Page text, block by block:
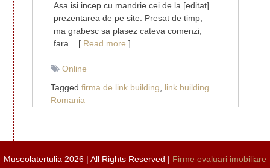
Asa isi incep cu mandrie cei de la [editat]
prezentarea de pe site. Presat de timp,
ma grabesc sa plasez cateva comenzi,
fara....[ Read more ]
Online
Taggedfirma de link building
link building
Romania
Museolatertulia 2026 | All Rights Reserved | Firme evaluari imobiliare